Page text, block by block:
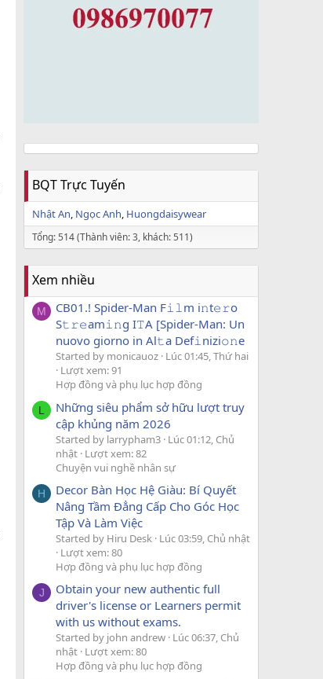
BQT Trực Tuyến
Nhật An Ngọc Anh Huongdaisywear
Tổng: 514 (Thành viên: 3, khách: 511)
Xem nhiều
M
CB01.! Spider-Man F𝚒𝚕m i𝚗t𝚎𝚛o
S𝚝𝚛𝚎am𝚒𝚗g I𝚃A [Spider-Man: Un
nuovo giorno in Al𝚝a Def𝚒nizi𝚘𝚗e
Started by monicauoz Lúc 01:45, Thứ hai
Lượt xem: 91
Hợp đồng và phụ lục hợp đồng
L
Những siêu phẩm sở hữu lượt truy
cập khủng năm 2026
Started by larrypham3 Lúc 01:12, Chủ
nhật Lượt xem: 82
Chuyện vui nghề nhân sự
H
Decor Bàn Học Hệ Giàu: Bí Quyết
Nâng Tầm Đẳng Cấp Cho Góc Học
Tập Và Làm Việc
Started by Hiru Desk Lúc 03:59, Chủ nhật
Lượt xem: 80
Hợp đồng và phụ lục hợp đồng
J
Obtain your new authentic full
driver's license or Learners permit
with us without exams.
Started by john andrew Lúc 06:37, Chủ
nhật Lượt xem: 80
Hợp đồng và phụ lục hợp đồng